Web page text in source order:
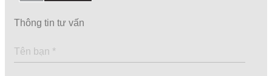
Thông tin tư vấn